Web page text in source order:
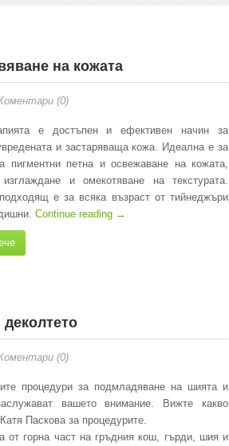
на кожата
(0)
е достъпен и ефективен начин за
и застаряваща кожа. Идеална е за
пигментни петна и освежаване на кожата,
и омекотяване на текстурата.
е за всяка възраст от тийнеджъри
Continue reading →
(0)
процедури за подмладяване на шията и
вашето внимание. Вижте какво
Паскова за процедурите.
от горна част на гръдния кош, гърди, шия и